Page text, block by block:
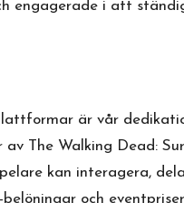
engagerade i att
är vår
The Walking Dead:
kan interagera,
och